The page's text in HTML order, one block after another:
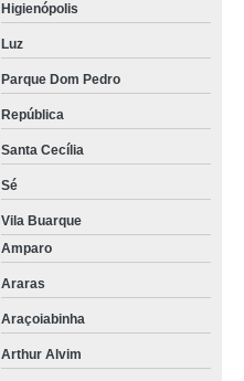
Higienópolis
Luz
Parque Dom Pedro
República
Santa Cecília
Sé
Vila Buarque
Amparo
Araras
Araçoiabinha
Arthur Alvim